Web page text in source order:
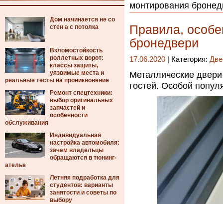
Дом начинается не со
стен а с потолка
Взломостойкость
роллетных ворот:
классы защиты,
уязвимые места и
реальные тесты на проникновение
Ремонт спецтехники:
выбор оригинальных
запчастей и
особенности
обслуживания
Индивидуальная
настройка автомобиля:
зачем владельцы
обращаются в тюнинг-
ателье
Летняя подработка для
студентов: варианты
занятости и советы по
выбору
монтирования
Правила,
бронедвери
17.06.2020 | Категория:
Металлические
гостей. Особой